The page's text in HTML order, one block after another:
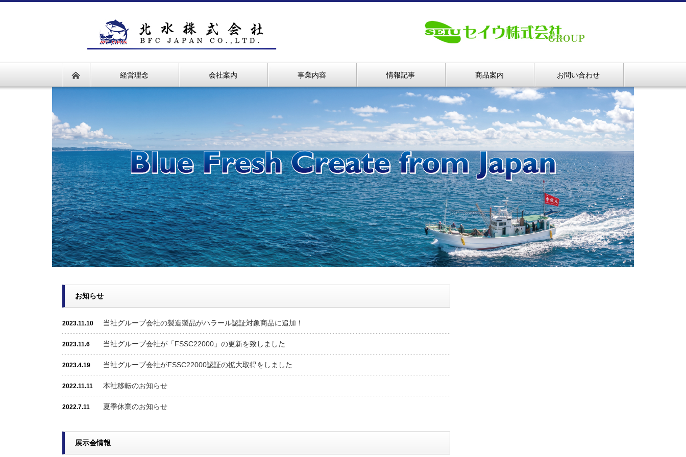
経営理念 会社案内 事業内容 情報記事 商品案内 お問い合わせ
お知らせ
2023.11.10 当社グループ会社の製造製品がハラール認証対象商品に追加！
2023.11.6 当社グループ会社が「FSSC22000」の更新を致しました
2023.4.19 当社グループ会社がFSSC22000認証の拡大取得をしました
2022.11.11 本社移転のお知らせ
2022.7.11 夏季休業のお知らせ
展示会情報